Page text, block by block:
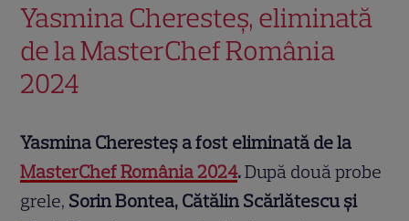
Yasmina Cheresteș, eliminată
de la MasterChef România
2024
Yasmina Cheresteș a fost eliminată de la
MasterChef România 2024.După două probe
grele, Sorin Bontea, Cătălin Scărlătescu și